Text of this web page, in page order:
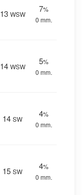
13 WSW
7%
0 mm.
14 WSW
5%
0 mm.
14 SW
4%
0 mm.
15 SW
4%
0 mm.